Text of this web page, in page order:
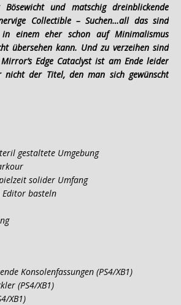
und matschig dreinblickende
Collectible – Suchen…all das sind
einem eher schon auf Minimalismus
übersehen kann. Und zu verzeihen sind
Edge Cataclyst ist am Ende leider
nicht der Titel, den man sich gewünscht
gestaltete Umgebung
solider Umfang
Editor basteln
Konsolenfassungen (PS4/XB1)
(PS4/XB1)
XB1)